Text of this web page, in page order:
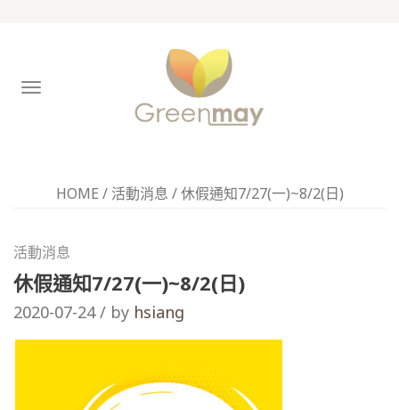
TOGGLE
NAVIGATION
HOME / 活動消息 / 休假通知7/27(一)~8/2(日)
活動消息
休假通知7/27(一)~8/2(日)
2020-07-24 / by hsiang